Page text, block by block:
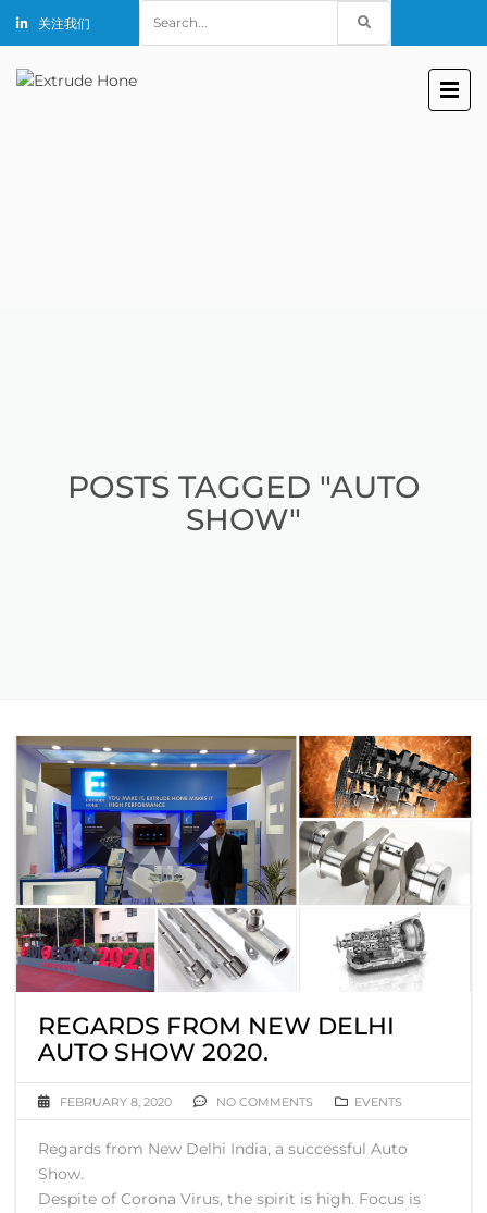
关注我们
for:
POSTS TAGGED "AUTO
SHOW"
REGARDS FROM NEW DELHI
AUTO SHOW 2020.
FEBRUARY 8, 2020 NO COMMENTS EVENTS
Regards from New Delhi India, a successful Auto
Show.
Despite of Corona Virus, the spirit is high. Focus is